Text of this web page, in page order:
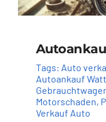
Tags: Auto
Autoankauf
Motorschaden,
Verkauf Auto